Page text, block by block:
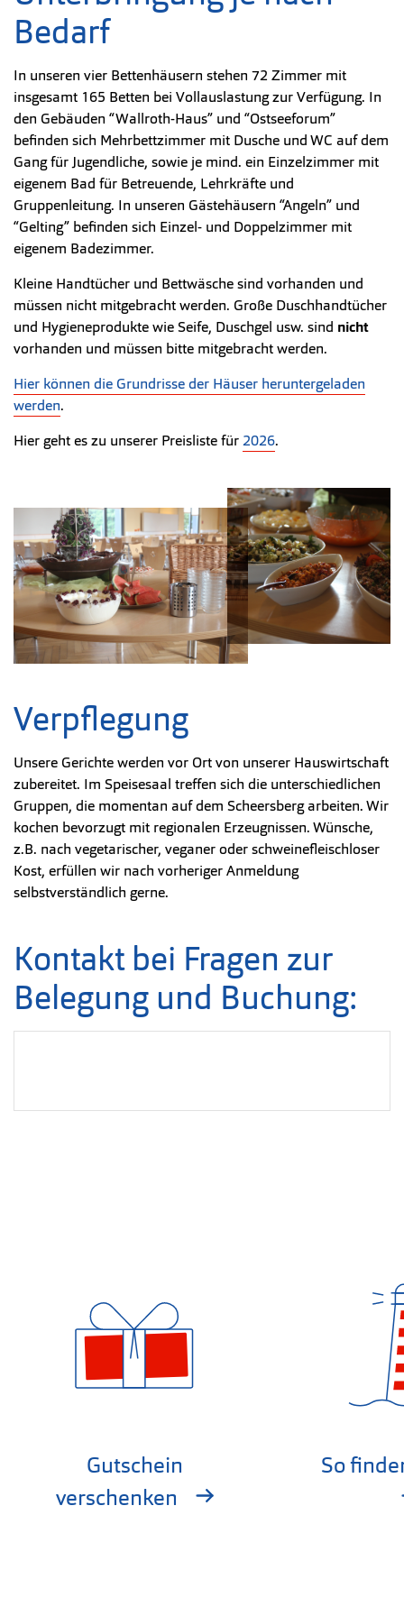
Bedarf
In unseren vier Bettenhäusern stehen 72 Zimmer mit
insgesamt 165 Betten bei Vollauslastung zur Verfügung. In
den Gebäuden “Wallroth-Haus” und “Ostseeforum”
befinden sich Mehrbettzimmer mit Dusche und WC auf dem
Gang für Jugendliche, sowie je mind. ein Einzelzimmer mit
eigenem Bad für Betreuende, Lehrkräfte und
Gruppenleitung. In unseren Gästehäusern “Angeln” und
“Gelting” befinden sich Einzel- und Doppelzimmer mit
eigenem Badezimmer.
Kleine Handtücher und Bettwäsche sind vorhanden und
müssen nicht mitgebracht werden. Große Duschhandtücher
und Hygieneprodukte wie Seife, Duschgel usw. sind nicht
vorhanden und müssen bitte mitgebracht werden.
Hier können die Grundrisse der Häuser heruntergeladen
werden.
Hier geht es zu unserer Preisliste für2026.
Verpflegung
Unsere Gerichte werden vor Ort von unserer Hauswirtschaft
zubereitet. Im Speisesaal treffen sich die unterschiedlichen
Gruppen, die momentan auf dem Scheersberg arbeiten. Wir
kochen bevorzugt mit regionalen Erzeugnissen. Wünsche,
z.B. nach vegetarischer, veganer oder schweinefleischloser
Kost, erfüllen wir nach vorheriger Anmeldung
selbstverständlich gerne.
Kontakt bei Fragen zur
Belegung und Buchung:
Gutschein
verschenken
So